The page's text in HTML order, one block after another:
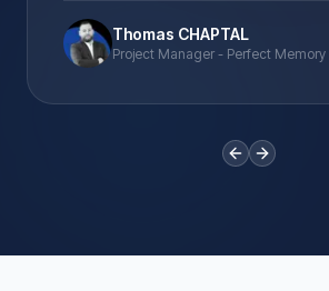
Thomas CHAPTAL
Project Manager - Perfect Memory
Previous slide
Next slide